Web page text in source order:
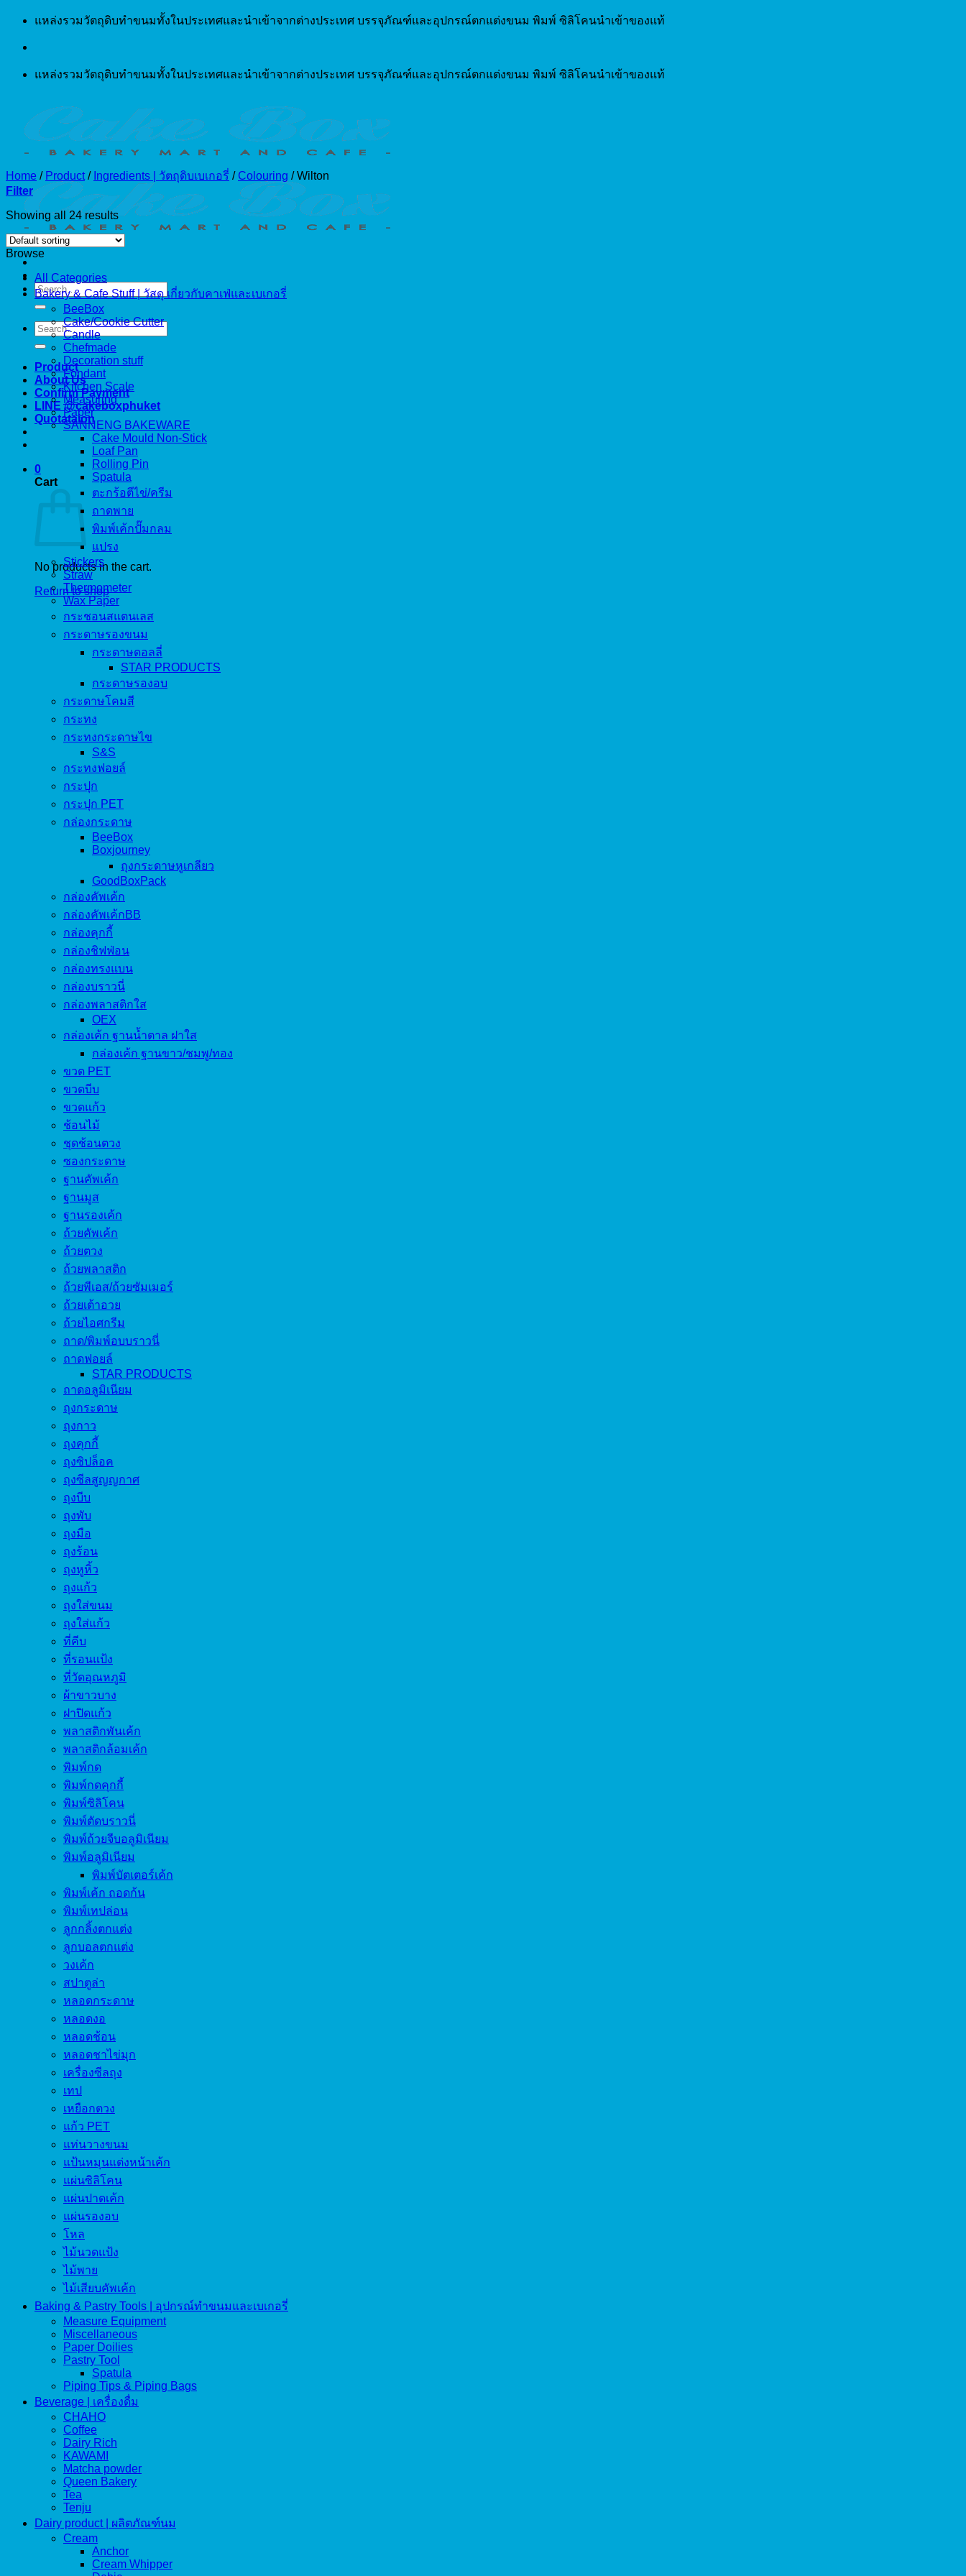
Skip
แหล่งรวมวัตถุดิบทำขนมทั้งในประเทศและนำเข้าจากต่างประเทศ บรรจุภัณฑ์และอุปกรณ์ตกแต่งขนม พิมพ์ ซิลิโคนนำเข้าของแท้
แหล่งรวมวัตถุดิบทำขนมทั้งในประเทศและนำเข้าจากต่างประเทศ บรรจุภัณฑ์และอุปกรณ์ตกแต่งขนม พิมพ์ ซิลิโคนนำเข้าของแท้
Search
for:
Search
for:
Product
About Us
Confirm Payment
LINE @cakeboxphuket
Quotataion
0
Cart
No products in the cart.
Return to shop
Home / Product / Ingredients | วัตถุดิบเบเกอรี่ / Colouring /Wilton
Filter
Showing all 24 results
Browse
All Categories
Bakery & Cafe Stuff | วัสดุ เกี่ยวกับคาเฟ่และเบเกอรี่
BeeBox
Cake/Cookie Cutter
Candle
Chefmade
Decoration stuff
Fondant
Kitchen Scale
Measuring
Paper
SANNENG BAKEWARE
Cake Mould Non-Stick
Loaf Pan
Rolling Pin
Spatula
ตะกร้อตีไข่/ครีม
ถาดพาย
พิมพ์เค้กปั๊มกลม
แปรง
Stickers
Straw
Thermometer
Wax Paper
กระชอนสแตนเลส
กระดาษรองขนม
กระดาษดอลลี่
STAR PRODUCTS
กระดาษรองอบ
กระดาษโคมสี
กระทง
กระทงกระดาษไข
S&S
กระทงฟอยล์
กระปุก
กระปุก PET
กล่องกระดาษ
BeeBox
Boxjourney
ถุงกระดาษหูเกลียว
GoodBoxPack
กล่องคัพเค้ก
กล่องคัพเค้กBB
กล่องคุกกี้
กล่องชิฟฟ่อน
กล่องทรงแบน
กล่องบราวนี่
กล่องพลาสติกใส
OEX
กล่องเค้ก ฐานน้ำตาล ฝาใส
กล่องเค้ก ฐานขาว/ชมพู/ทอง
ขวด PET
ขวดบีบ
ขวดแก้ว
ช้อนไม้
ชุดช้อนตวง
ซองกระดาษ
ฐานคัพเค้ก
ฐานมูส
ฐานรองเค้ก
ถ้วยคัพเค้ก
ถ้วยตวง
ถ้วยพลาสติก
ถ้วยพีเอส/ถ้วยซัมเมอร์
ถ้วยเต้าอวย
ถ้วยไอศกรีม
ถาด/พิมพ์อบบราวนี่
ถาดฟอยล์
STAR PRODUCTS
ถาดอลูมิเนียม
ถุงกระดาษ
ถุงกาว
ถุงคุกกี้
ถุงซิปล็อค
ถุงซีลสูญญกาศ
ถุงบีบ
ถุงพับ
ถุงมือ
ถุงร้อน
ถุงหูหิ้ว
ถุงแก้ว
ถุงใส่ขนม
ถุงใส่แก้ว
ที่คีบ
ที่รอนแป้ง
ที่วัดอุณหภูมิ
ผ้าขาวบาง
ฝาปิดแก้ว
พลาสติกพันเค้ก
พลาสติกล้อมเค้ก
พิมพ์กด
พิมพ์กดคุกกี้
พิมพ์ซิลิโคน
พิมพ์ตัดบราวนี่
พิมพ์ถ้วยจีบอลูมิเนียม
พิมพ์อลูมิเนียม
พิมพ์บัตเตอร์เค้ก
พิมพ์เค้ก ถอดก้น
พิมพ์เทปล่อน
ลูกกลิ้งตกแต่ง
ลูกบอลตกแต่ง
วงเค้ก
สปาตูล่า
หลอดกระดาษ
หลอดงอ
หลอดช้อน
หลอดชาไข่มุก
เครื่องซีลถุง
เทป
เหยือกตวง
แก้ว PET
แท่นวางขนม
แป้นหมุนแต่งหน้าเค้ก
แผ่นซิลิโคน
แผ่นปาดเค้ก
แผ่นรองอบ
โหล
ไม้นวดแป้ง
ไม้พาย
ไม้เสียบคัพเค้ก
Baking & Pastry Tools | อุปกรณ์ทำขนมและเบเกอรี่
Measure Equipment
Miscellaneous
Paper Doilies
Pastry Tool
Spatula
Piping Tips & Piping Bags
Beverage | เครื่องดื่ม
CHAHO
Coffee
Dairy Rich
KAWAMI
Matcha powder
Queen Bakery
Tea
Tenju
Dairy product | ผลิตภัณฑ์นม
Cream
Anchor
Cream Whipper